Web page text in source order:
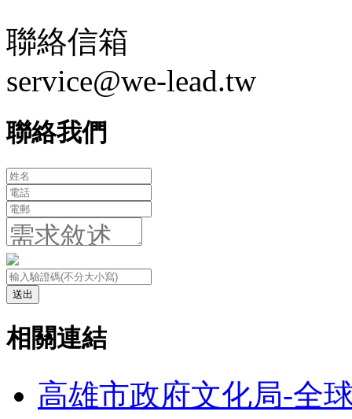
聯絡信箱
service@we-lead.tw
聯絡我們
送出
相關連結
高雄市政府文化局-全